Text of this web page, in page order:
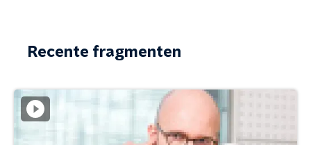
Recente fragmenten